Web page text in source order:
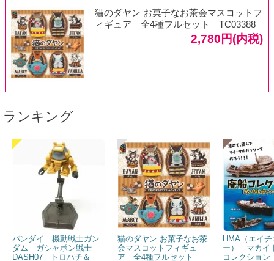
猫のダヤン お菓子なお茶会マスコットフ
ィギュア 全4種フルセット TC03388
2,780円(内税)
ランキング
バンダイ 機動戦士ガン
ダム ガシャポン戦士
DASH07 トロハチ＆
猫のダヤン お菓子なお茶
会マスコットフィギュ
ア 全4種フルセット
HMA（エイ
ー） マカイ
コレクショ